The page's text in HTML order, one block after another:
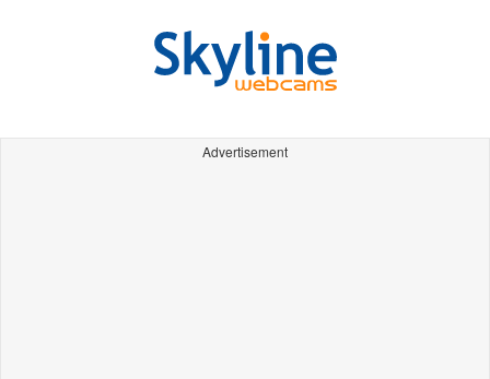
Advertisement